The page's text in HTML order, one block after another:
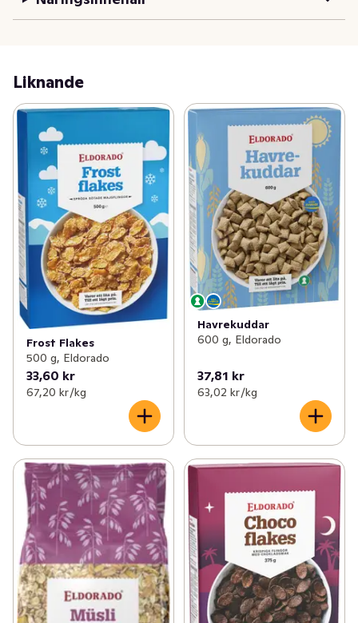
Liknande
Frost Flakes
500 g, Eldorado
33,60 kr
67,20 kr /kg
Havrekuddar
600 g, Eldorado
37,81 kr
63,02 kr /kg